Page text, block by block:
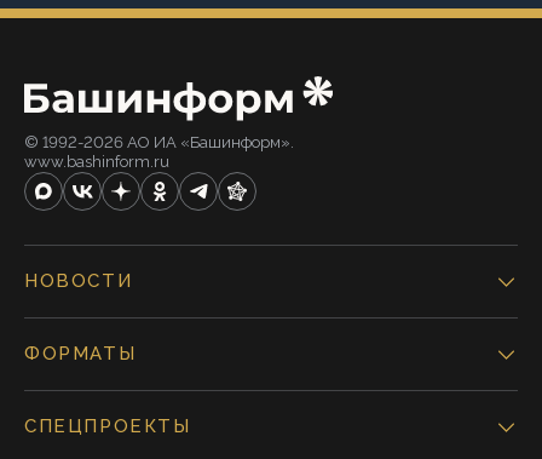
© 1992-2026 АО ИА «Башинформ».
www.bashinform.ru
НОВОСТИ
ФОРМАТЫ
СПЕЦПРОЕКТЫ